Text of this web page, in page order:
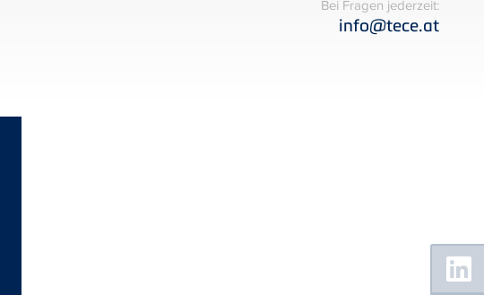
Bei Fragen jederzeit:
info@tece.at
Floating